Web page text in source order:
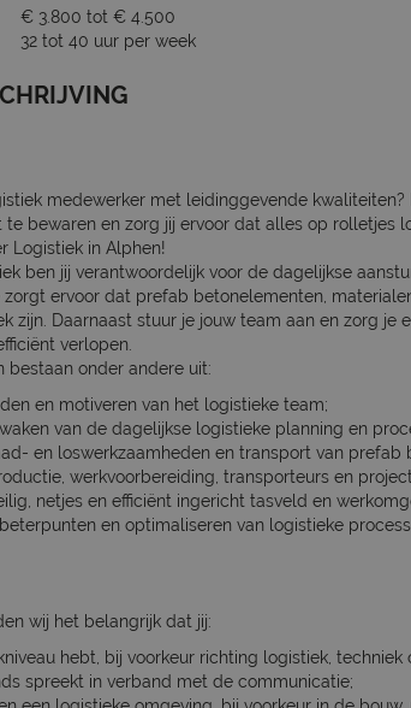
€ 3.800 tot € 4.500
32 tot 40 uur per week
medewerker met leidinggevende kwaliteiten?
te bewaren en zorg jij ervoor dat alles op rolletjes
Logistiek in Alphen!
ben jij verantwoordelijk voor de dagelijkse
zorgt ervoor dat prefab betonelementen,
zijn. Daarnaast stuur je jouw team aan en zorg je
verlopen.
bestaan onder andere uit:
en motiveren van het logistieke team;
van de dagelijkse logistieke planning en
en loswerkzaamheden en transport van prefab
werkvoorbereiding, transporteurs en
netjes en efficiënt ingericht tasveld en
en optimaliseren van logistieke
wij het belangrijk dat jij:
hebt, bij voorkeur richting logistiek, techniek
spreekt in verband met de communicatie;